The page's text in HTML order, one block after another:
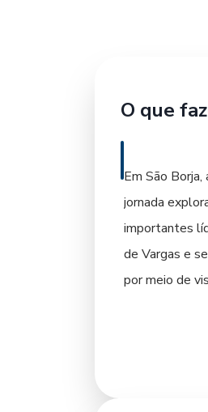
O que
Em São
jornada
importantes
de Vargas e
por meio de
com a